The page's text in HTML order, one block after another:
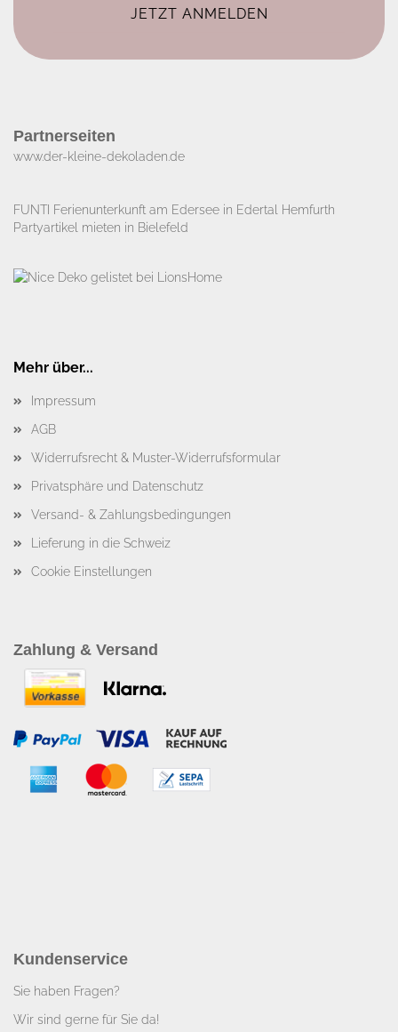
Partnerseiten
www.der-kleine-dekoladen.de​
FUNTI Ferienunterkunft am Edersee in Edertal Hemfurth
Partyartikel mieten in Bielefeld
Mehr über...
Impressum
AGB
Widerrufsrecht & Muster-Widerrufsformular
Privatsphäre und Datenschutz
Versand- & Zahlungsbedingungen
Lieferung in die Schweiz
Cookie Einstellungen
Zahlung & Versand
Kundenservice
Sie haben Fragen?
Wir sind gerne für Sie da!